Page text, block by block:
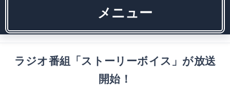
メニュー
ラジオ番組「ストーリーボイス」が放送
開始！